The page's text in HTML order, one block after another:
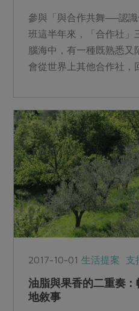
參與「與合作共舞──認
班這半年來，「合作社」
腦海中，有一種既熟悉又
會從世界上其他合作社，
2017-10-01生活提案 支
油脂與果香的二重奏
地敘事